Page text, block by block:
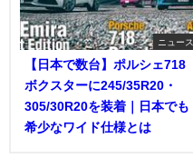
ニュース
【日本で数台】ポルシェ718
ボクスターに245/35R20・
305/30R20を装着｜日本でも
希少なワイド仕様とは